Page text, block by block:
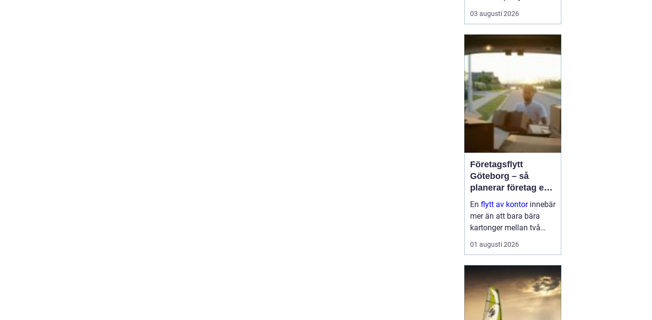
blir snabbt en
nyckelresurs i vardagen
skog, lantbruk och
entreprenadarbeten. När
eller andra vä...
03 augusti 2026
Företagsflytt
Göteborg – så
planerar företag en
smidig och trygg
flytt
En flytt av kontorinnebär
mer än att bara bära
kartonger mellan två
adresser. När ett kontor i
Göteborg sk...
01 augusti 2026